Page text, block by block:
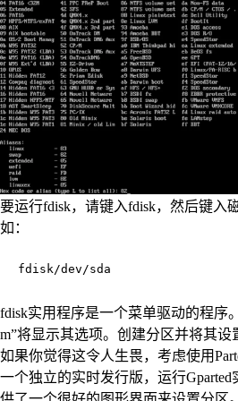
要运行fdisk，请键入fdisk，然后键入
如：
fdisk/dev/sda
fdisk实用程序是一个菜单驱动的程序
m”将显示其选项。创建分区并将其设
如果你觉得这令人生畏，考虑使用
一个独立的实时发行版，运行